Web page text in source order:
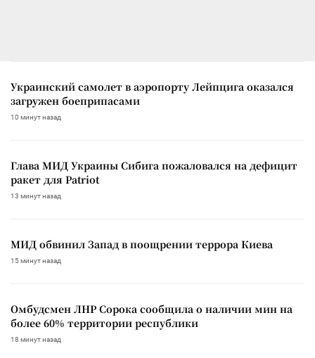
Украинский самолет в аэропорту Лейпцига оказался
загружен боеприпасами
10 минут назад
Глава МИД Украины Сибига пожаловался на дефицит
ракет для Patriot
13 минут назад
МИД обвинил Запад в поощрении террора Киева
15 минут назад
Омбудсмен ЛНР Сорока сообщила о наличии мин на
более 60% территории республики
18 минут назад